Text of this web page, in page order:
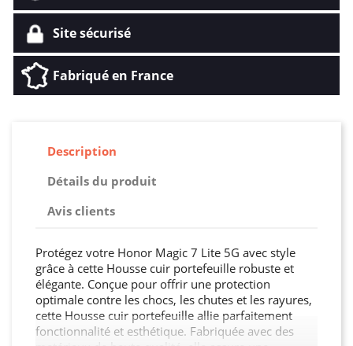
Site sécurisé
Fabriqué en France
Description
Détails du produit
Avis clients
Protégez votre Honor Magic 7 Lite 5G avec style
grâce à cette Housse cuir portefeuille robuste et
élégante. Conçue pour offrir une protection
optimale contre les chocs, les chutes et les rayures,
cette Housse cuir portefeuille allie parfaitement
fonctionnalité et esthétique. Fabriquée avec des